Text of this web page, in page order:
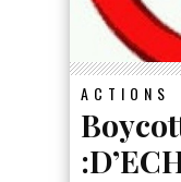
ACTIONS